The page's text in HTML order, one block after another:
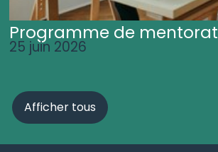
Programme de mentorat
25 juin 2026
Afficher tous